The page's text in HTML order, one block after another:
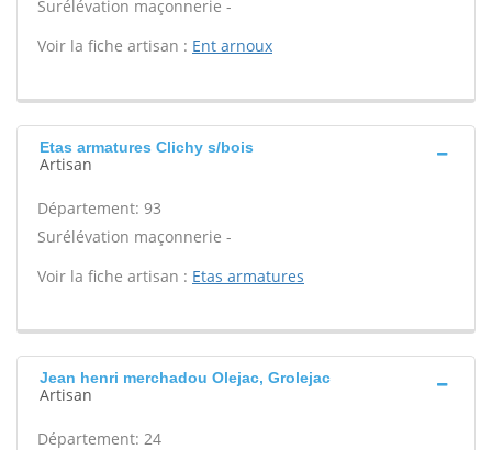
Surélévation maçonnerie -
Voir la fiche artisan : Ent arnoux
Etas armatures Clichy s/bois
Artisan
Département: 93
Surélévation maçonnerie -
Voir la fiche artisan : Etas armatures
Jean henri merchadou Olejac, Grolejac
Artisan
Département: 24